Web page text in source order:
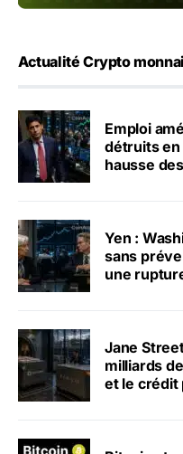
Actualité Crypto
Emploi
détruits en
hausse
Yen :
sans
une
Jane
milliards
et le crédit